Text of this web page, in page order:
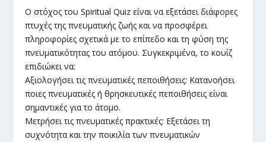
Ο στόχος του Spiritual Quiz είναι να εξετάσει διάφορες
πτυχές της πνευματικής ζωής και να προσφέρει
πληροφορίες σχετικά με το επίπεδο και τη φύση της
πνευματικότητας του ατόμου. Συγκεκριμένα, το κουίζ
επιδιώκει να:
Αξιολογήσει τις πνευματικές πεποιθήσεις: Κατανοήσει
ποιες πνευματικές ή θρησκευτικές πεποιθήσεις είναι
σημαντικές για το άτομο.
Μετρήσει τις πνευματικές πρακτικές: Εξετάσει τη
συχνότητα και την ποικιλία των πνευματικών